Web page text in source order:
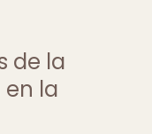
de la
en la